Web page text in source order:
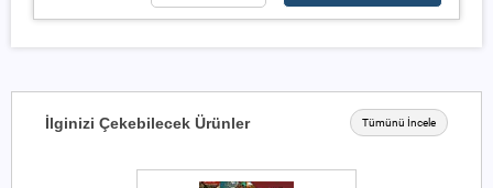
İlginizi Çekebilecek Ürünler Tümünü İncele